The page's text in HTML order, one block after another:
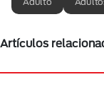
Artículos